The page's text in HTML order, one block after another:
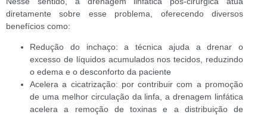
diretamente sobre esse problema, oferecendo diversos
benefícios como:
Redução do inchaço: a técnica ajuda a drenar o
excesso de líquidos acumulados nos tecidos, reduzindo
o edema e o desconforto da paciente
Acelera a cicatrização: por contribuir com a promoção
de uma melhor circulação da linfa, a drenagem linfática
acelera a remoção de toxinas e a distribuição de